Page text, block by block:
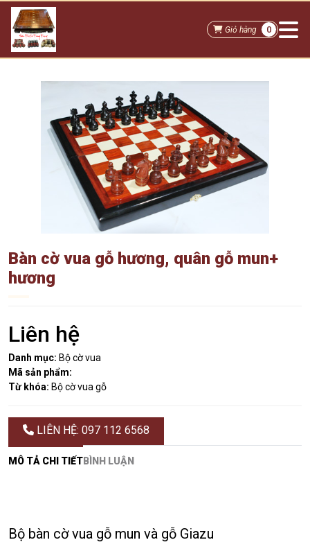
Giỏ hàng 0
Bàn cờ vua gỗ hương, quân gỗ mun+
hương
Liên hệ
Danh mục: Bộ cờ vua
Mã sản phẩm:
Từ khóa: Bộ cờ vua gỗ
LIÊN HỆ: 097 112 6568
MÔ TẢ CHI TIẾTBÌNH LUẬN
Bộ bàn cờ vua gỗ mun và gỗ Giazu